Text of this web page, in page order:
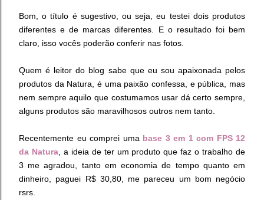
Bom, o título é sugestivo, ou seja, eu testei dois produtos
diferentes e de marcas diferentes. E o resultado foi bem
claro, isso vocês poderão conferir nas fotos.
Quem é leitor do blog sabe que eu sou apaixonada pelos
produtos da Natura, é uma paixão confessa, e pública, mas
nem sempre aquilo que costumamos usar dá certo sempre,
alguns produtos são maravilhosos outros nem tanto.
Recentemente eu comprei uma base 3 em 1 com FPS 12
da Natura, a ideia de ter um produto que faz o trabalho de
3 me agradou, tanto em economia de tempo quanto em
dinheiro, paguei R$ 30,80, me pareceu um bom negócio
rsrs.